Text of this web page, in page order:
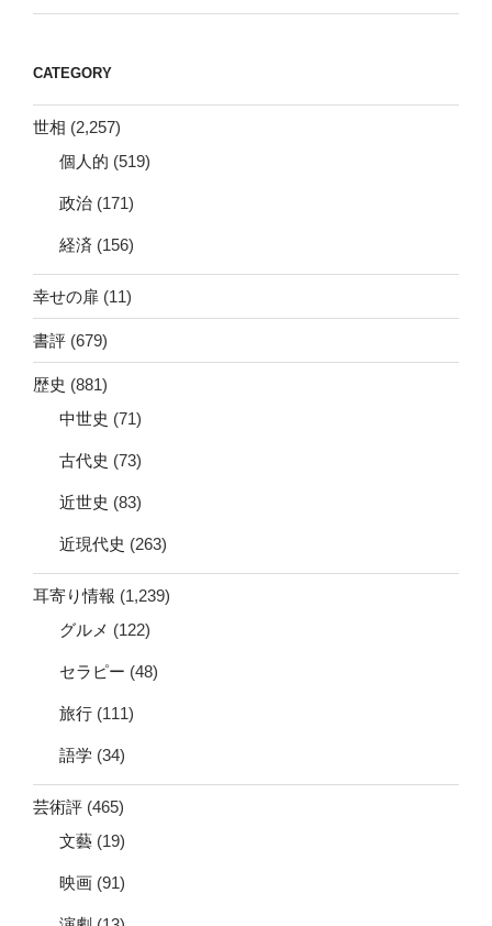
CATEGORY
世相 (2,257)
個人的 (519)
政治 (171)
経済 (156)
幸せの扉 (11)
書評 (679)
歴史 (881)
中世史 (71)
古代史 (73)
近世史 (83)
近現代史 (263)
耳寄り情報 (1,239)
グルメ (122)
セラピー (48)
旅行 (111)
語学 (34)
芸術評 (465)
文藝 (19)
映画 (91)